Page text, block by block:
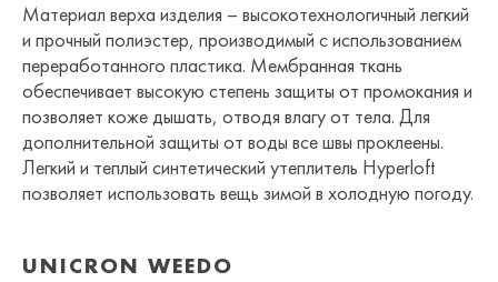
Материал верха изделия – высокотехнологичный легкий
и прочный полиэстер, производимый с использованием
переработанного пластика. Мембранная ткань
обеспечивает высокую степень защиты от промокания и
позволяет коже дышать, отводя влагу от тела. Для
дополнительной защиты от воды все швы проклеены.
Легкий и теплый синтетический утеплитель Hyperloft
позволяет использовать вещь зимой в холодную погоду.
UNICRON WEEDO